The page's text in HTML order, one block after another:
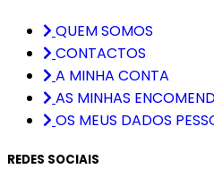
QUEM SOMOS
CONTACTOS
A MINHA CONTA
AS MINHAS
OS MEUS DADOS
REDES SOCIAIS